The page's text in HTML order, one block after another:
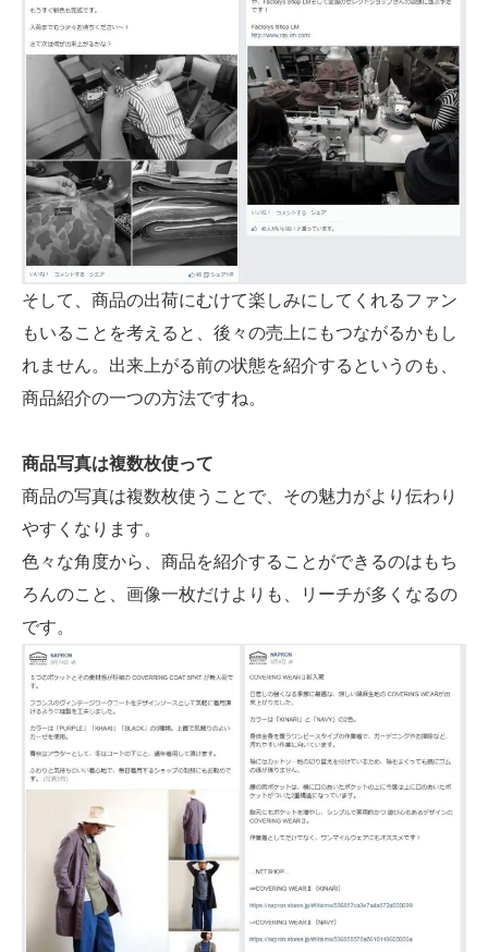
そして、商品の出荷にむけて楽しみにしてくれるファン
もいることを考えると、後々の売上にもつながるかもし
れません。出来上がる前の状態を紹介するというのも、
商品紹介の一つの方法ですね。
商品写真は複数枚使って
商品の写真は複数枚使うことで、その魅力がより伝わり
やすくなります。
色々な角度から、商品を紹介することができるのはもち
ろんのこと、画像一枚だけよりも、リーチが多くなるの
です。